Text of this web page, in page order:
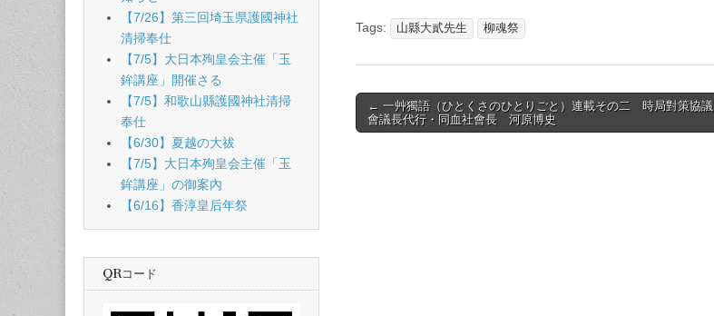
Tags: 山縣大貳先生 柳魂祭
Post
navigation
← 一艸獨語（ひとくさのひとりごと）連載その二 時局對策協議
會議長代行・同血社會長 河原博史
【7/26】第三回埼玉県護國神社
清掃奉仕
【7/5】大日本殉皇会主催「玉
鉾講座」開催さる
【7/5】和歌山縣護國神社清掃
奉仕
【6/30】夏越の大祓
【7/5】大日本殉皇会主催「玉
鉾講座」の御案內
【6/16】香淳皇后年祭
QRコード